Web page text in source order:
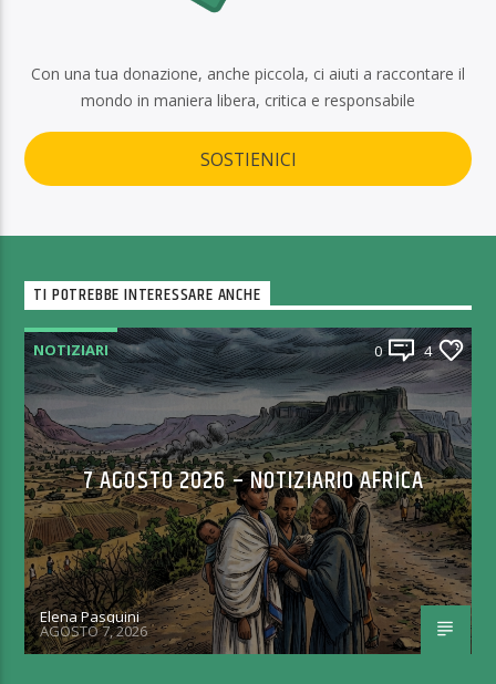
Con una tua donazione, anche piccola, ci aiuti a raccontare il
mondo in maniera libera, critica e responsabile
SOSTIENICI
TI POTREBBE INTERESSARE ANCHE
NOTIZIARI 0 4
7 AGOSTO 2026 – NOTIZIARIO AFRICA
Elena Pasquini
AGOSTO 7, 2026